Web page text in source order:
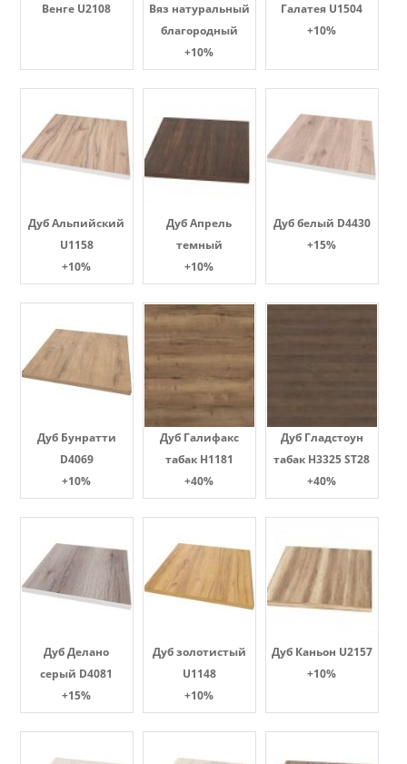
Венге U2108
Вяз натуральный
благородный
+10%
Галатея U1504
+10%
Дуб Альпийский
U1158
+10%
Дуб Апрель
темный
+10%
Дуб белый D4430
+15%
Дуб Бунратти
D4069
+10%
Дуб Галифакс
табак Н1181
+40%
Дуб Гладстоун
табак H3325 ST28
+40%
Дуб Делано
серый D4081
+15%
Дуб золотистый
U1148
+10%
Дуб Каньон U2157
+10%